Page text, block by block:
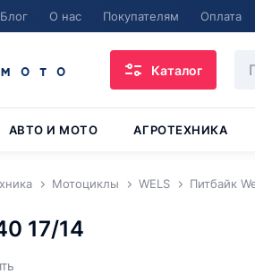
Блог О нас Покупателям Оплата
Каталог
АВТО И МОТО АГРОТЕХНИКА
Мотоциклы WELS Питбайк
17/14